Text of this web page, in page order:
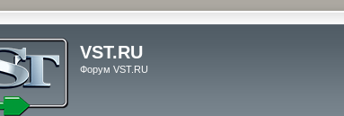
VST.RU
Форум VST.RU